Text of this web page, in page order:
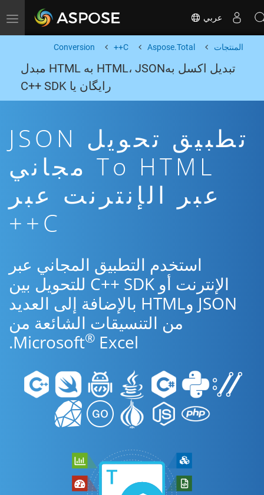
Toggle navigation عربي
المنتجات Aspose.Total
C++
Conversion
تبدیل اکسل بهHTML، JSON به HTML مبدل
رایگان یا C++ SDK
تطبيق تحويل JSON
To HTML مجاني
عبر الإنترنت عبر
C++
استخدم التطبيق المجاني عبر
الإنترنت أو C++ SDK للتحويل بين
JSON وHTML بالإضافة إلى العديد
من التنسيقات الشائعة من
Microsoft® Excel.